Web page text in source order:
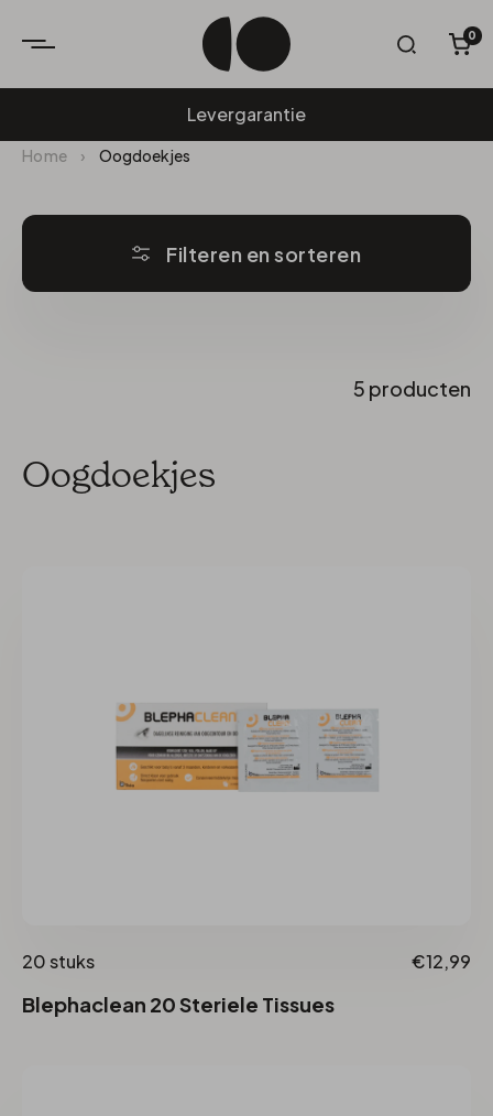
Levergarantie
0
Home › Oogdoekjes
Filteren en sorteren
5 producten
Oogdoekjes
20 stuks €12,99
Blephaclean 20 Steriele Tissues